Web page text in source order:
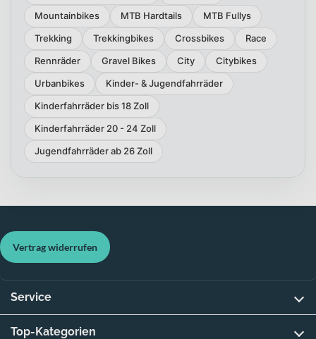
Mountainbikes
MTB Hardtails
MTB Fullys
Trekking
Trekkingbikes Crossbikes
Race
Rennräder
Gravel Bikes City
Citybikes
Urbanbikes
Kinder- & Jugendfahrräder
Kinderfahrräder bis 18 Zoll
Kinderfahrräder 20 - 24 Zoll
Jugendfahrräder ab 26 Zoll
Vertrag widerrufen
Service
Top-Kategorien